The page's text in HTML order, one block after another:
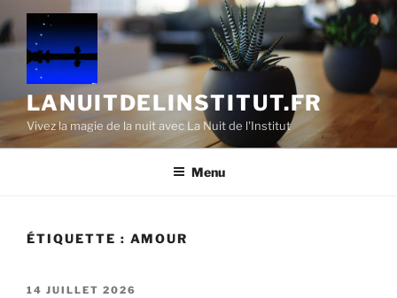
Aller
au
contenu
principal
LANUITDELINSTITUT.FR
Vivez la magie de la nuit avec La Nuit de l'Institut
Menu
ÉTIQUETTE : AMOUR
PUBLIÉ
14 JUILLET 2026